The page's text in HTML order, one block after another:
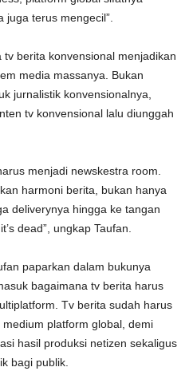
terus mengecil”.
berita konvensional menjadikan
media massanya. Bukan
jurnalistik konvensionalnya,
tv konvensional lalu diunggah
menjadi newskestra room.
harmoni berita, bukan hanya
deliverynya hingga ke tangan
dead”, ungkap Taufan.
paparkan dalam bukunya
bagaimana tv berita harus
Tv berita sudah harus
platform global, demi
hasil produksi netizen sekaligus
bagi publik.